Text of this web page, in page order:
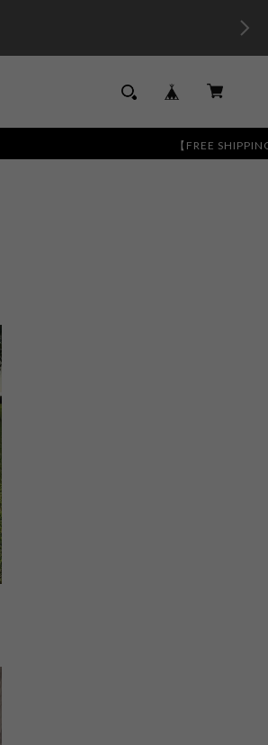
【FREE SHIPPING】13,000円以上の